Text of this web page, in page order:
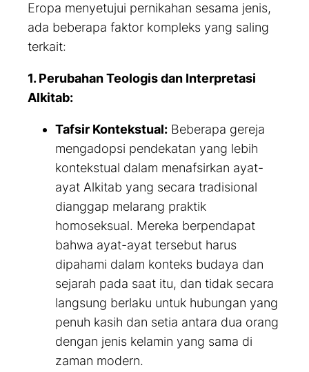
Eropa menyetujui pernikahan sesama jenis,
ada beberapa faktor kompleks yang saling
terkait:
1. Perubahan Teologis dan Interpretasi
Alkitab:
Tafsir Kontekstual: Beberapa gereja
mengadopsi pendekatan yang lebih
kontekstual dalam menafsirkan ayat-
ayat Alkitab yang secara tradisional
dianggap melarang praktik
homoseksual. Mereka berpendapat
bahwa ayat-ayat tersebut harus
dipahami dalam konteks budaya dan
sejarah pada saat itu, dan tidak secara
langsung berlaku untuk hubungan yang
penuh kasih dan setia antara dua orang
dengan jenis kelamin yang sama di
zaman modern.